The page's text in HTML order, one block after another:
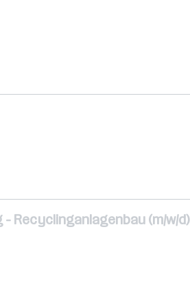
(m/w/d)